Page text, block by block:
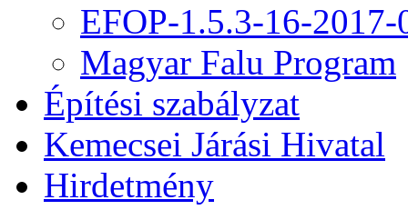
EFOP-1.5.3-16-2017-
Magyar Falu Program
Építési szabályzat
Kemecsei Járási Hivatal
Hirdetmény